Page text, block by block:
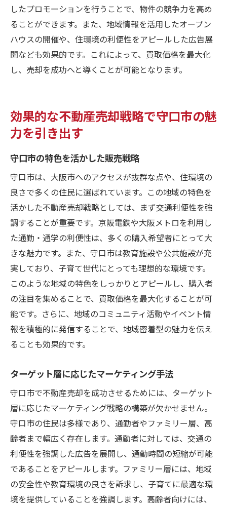
したプロモーションを行うことで、物件の競争力を高め
ることができます。また、地域情報を活用したオープン
ハウスの開催や、住環境の利便性をアピールした広告展
開なども効果的です。これによって、買取価格を最大化
し、売却を成功へと導くことが可能となります。
効果的な不動産売却戦略で守口市の魅
力を引き出す
守口市の特色を活かした販売戦略
守口市は、大阪市へのアクセスが抜群な点や、住環境の
良さで多くの住民に選ばれています。この地域の特色を
活かした不動産売却戦略としては、まず交通利便性を強
調することが重要です。京阪電鉄や大阪メトロを利用し
た通勤・通学の利便性は、多くの購入希望者にとって大
きな魅力です。また、守口市は教育施設や公共施設が充
実しており、子育て世代にとっても理想的な環境です。
このような地域の特色をしっかりとアピールし、購入者
の注目を集めることで、買取価格を最大化することが可
能です。さらに、地域のコミュニティ活動やイベント情
報を積極的に発信することで、地域密着型の魅力を伝え
ることも効果的です。
ターゲット層に応じたマーケティング手法
守口市で不動産売却を成功させるためには、ターゲット
層に応じたマーケティング戦略の構築が欠かせません。
守口市の住民は多様であり、通勤者やファミリー層、高
齢者まで幅広く存在します。通勤者に対しては、交通の
利便性を強調した広告を展開し、通勤時間の短縮が可能
であることをアピールします。ファミリー層には、地域
の安全性や教育環境の良さを訴求し、子育てに最適な環
境を提供していることを強調します。高齢者向けには、